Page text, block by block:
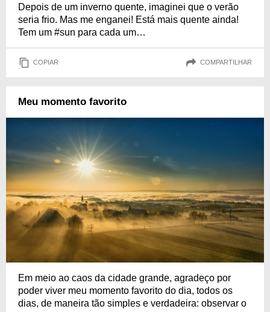
Depois de um inverno quente, imaginei que o verão
seria frio. Mas me enganei! Está mais quente ainda!
Tem um #sun para cada um…
COPIAR COMPARTILHAR
Meu momento favorito
Em meio ao caos da cidade grande, agradeço por
poder viver meu momento favorito do dia, todos os
dias, de maneira tão simples e verdadeira: observar o